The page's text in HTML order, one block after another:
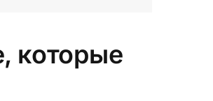
которые